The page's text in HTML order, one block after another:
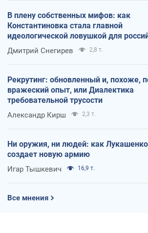
В плену собственных мифов: как
Константиновка стала главной
идеологической ловушкой для
оккупантов
Дмитрий Снегирев 2,8 т.
Рекрутинг: обновленный и, похоже,
вражеский опыт, или Диалектика
требовательной трусости
Александр Кирш 2,3 т.
Ни оружия, ни людей: как Лукашенко
создает новую армию
Игар Тышкевич 16,9 т.
Все мнения